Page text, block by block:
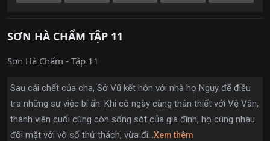
SƠN HÀ CHẨM TẬP 11
Sơn Hà Chẩm - Tập 11
Sau cái chết của cha, Sở Vũ kết hôn với nhà họ Ngụy để điều
tra những sự việc bí ẩn. Khi cô ngày càng thân thiết với Vệ Vân,
thành viên cuối cùng còn sống sót của gia đình, họ cùng nhau
đối mặt với vô số thử thách, vừa đi...Xem thêm